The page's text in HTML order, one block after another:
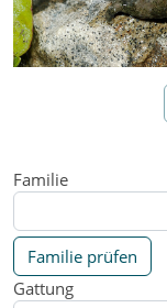
Familie
Familie prüfen
Gattung